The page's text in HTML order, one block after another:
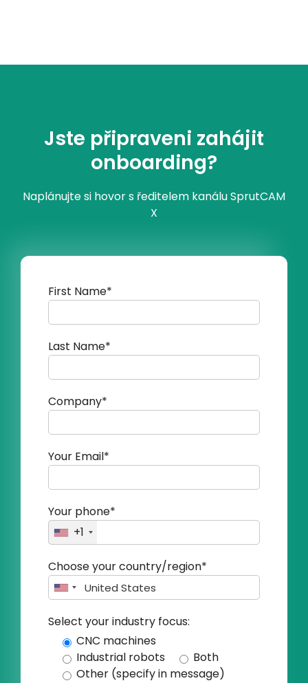
Jste připraveni zahájit
onboarding?
Naplánujte si hovor s ředitelem kanálu SprutCAM
X
First Name*
Last Name*
Company*
Your Email*
Your phone*
+1
Choose your country/region*
Select your industry focus:
CNC machines
Industrial robots
Both
Other (specify in message)